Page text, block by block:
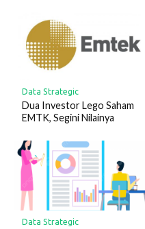
Data Strategic
Dua Investor Lego Saham
EMTK, Segini Nilainya
Data Strategic